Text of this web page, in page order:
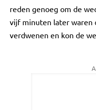
reden genoeg om de
vijf minuten later waren
verdwenen en kon de